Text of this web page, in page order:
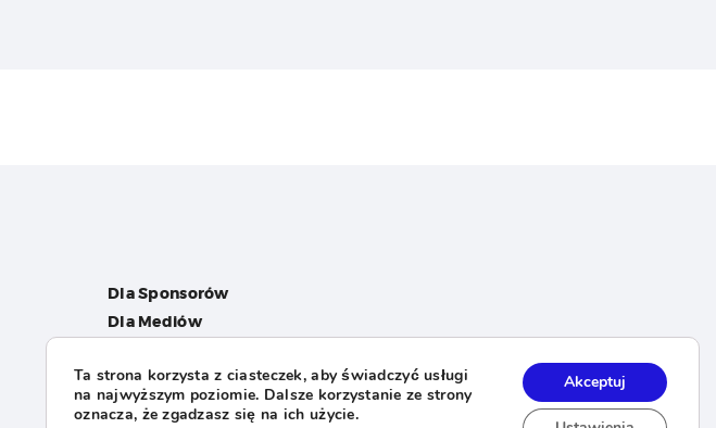
Dla Sponsorów
Dla Mediów
FAQ
Ta strona korzysta z ciasteczek, aby świadczyć usługi
na najwyższym poziomie. Dalsze korzystanie ze strony
oznacza, że zgadzasz się na ich użycie.
Akceptuj